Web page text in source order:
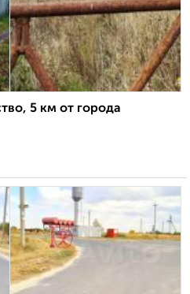
5 км от города